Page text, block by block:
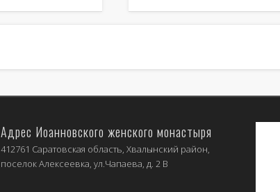
Адрес Иоанновского женского монастыря
412761 Саратовская область, Хвалынский район,
поселок Алексеевка, ул.Чапаева, д. 2 В